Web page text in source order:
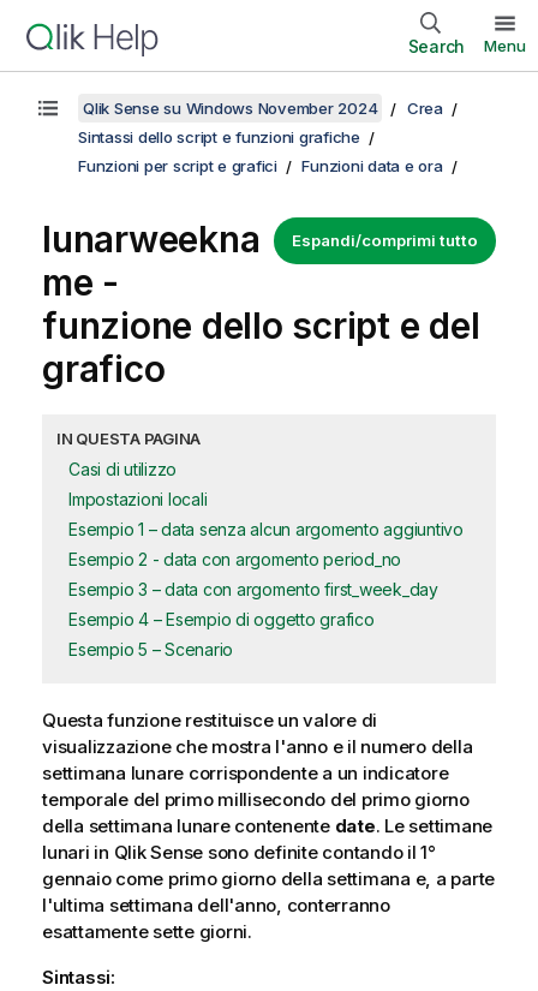
Search Menu
Qlik Sense su Windows November 2024
Crea
Sintassi dello script e funzioni grafiche
Funzioni per script e grafici
Funzioni data e ora
Espandi/comprimi tutto
lunarweekna
me -
funzione dello script e del
grafico
IN QUESTA PAGINA
Casi di utilizzo
Impostazioni locali
Esempio 1 – data senza alcun argomento aggiuntivo
Esempio 2 - data con argomento period_no
Esempio 3 – data con argomento first_week_day
Esempio 4 – Esempio di oggetto grafico
Esempio 5 – Scenario
Questa funzione restituisce un valore di
visualizzazione che mostra l'anno e il numero della
settimana lunare corrispondente a un indicatore
temporale del primo millisecondo del primo giorno
della settimana lunare contenente date. Le settimane
lunari in Qlik Sense sono definite contando il 1°
gennaio come primo giorno della settimana e, a parte
l'ultima settimana dell'anno, conterranno
esattamente sette giorni.
Sintassi: